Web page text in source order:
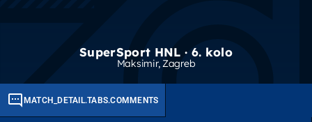
SuperSport HNL · 6. kolo
Maksimir, Zagreb
MATCH_DETAIL.TABS.COMMENTS